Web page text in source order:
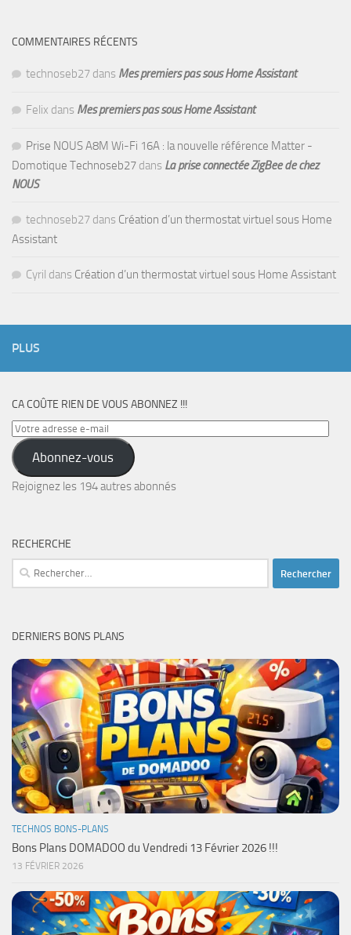
COMMENTAIRES RÉCENTS
technoseb27 dans Mes premiers pas sous Home Assistant
Felix dans Mes premiers pas sous Home Assistant
Prise NOUS A8M Wi-Fi 16A : la nouvelle référence Matter -
Domotique Technoseb27 dans La prise connectée ZigBee de chez
NOUS
technoseb27 dans Création d’un thermostat virtuel sous Home
Assistant
Cyril dans Création d’un thermostat virtuel sous Home Assistant
PLUS
CA COÛTE RIEN DE VOUS ABONNEZ !!!
Votre
adresse
e-
mail
Abonnez-vous
Rejoignez les 194 autres abonnés
RECHERCHE
Rechercher :
DERNIERS BONS PLANS
TECHNOS BONS-PLANS
Bons Plans DOMADOO du Vendredi 13 Février 2026 !!!
13 FÉVRIER 2026